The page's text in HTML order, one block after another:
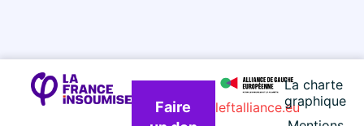
Faire
La charte
graphique
leftalliance.eu